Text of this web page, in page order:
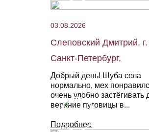
03.08.2026
Слеповский Дмитрий, г.
Санкт-Петербург,
Добрый день! Шуба села
нормально, мех
очень удобно застёгивать
верхние пуговицы в...
Подробнее